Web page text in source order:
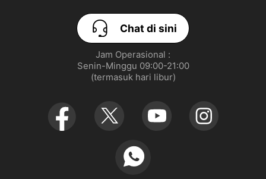
Chat di sini
Jam Operasional :
Senin-Minggu 09:00-21:00
(termasuk hari libur)